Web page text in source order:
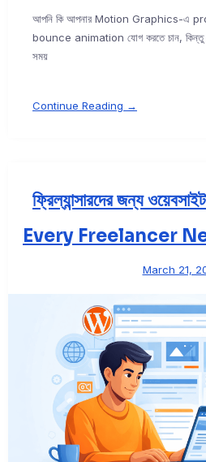
আপনি কি আপনার Motion Graphics-এ
bounce animation যোগ করতে চান,
সময়
Continue Reading →
ফ্রিল্যান্সারদের জন্য
Every Freelancer
March 21,